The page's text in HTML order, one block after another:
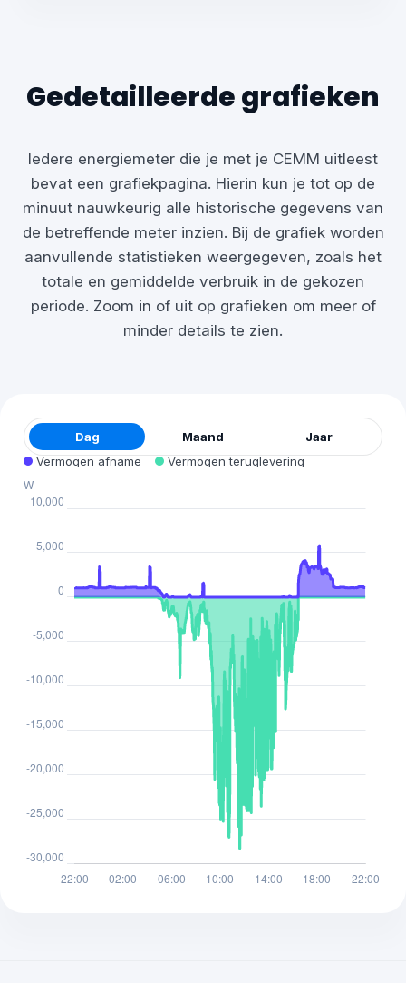
Gedetailleerde grafieken
Iedere energiemeter die je met je CEMM uitleest
bevat een grafiekpagina. Hierin kun je tot op de
minuut nauwkeurig alle historische gegevens van
de betreffende meter inzien. Bij de grafiek worden
aanvullende statistieken weergegeven, zoals het
totale en gemiddelde verbruik in de gekozen
periode. Zoom in of uit op grafieken om meer of
minder details te zien.
Vermogen afname Vermogen teruglevering
Dag Maand Jaar